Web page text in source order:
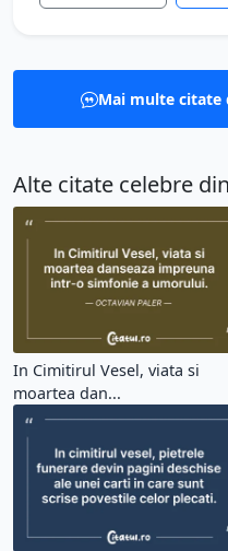
Mai multe citate
Alte citate celebre din
In Cimitirul Vesel, viata si
moartea dan...